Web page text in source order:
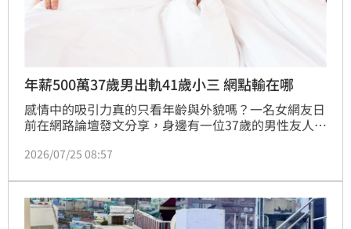
年薪500萬37歲男出軌41歲小三 網點輸在哪
感情中的吸引力真的只看年齡與外貌嗎？一名女網友日
前在網路論壇發文分享，身邊有一位37歲的男性友人，
最近卻被發現婚內出軌。令人意外的是，小三竟然是一
材相當普通，讓原PO百思不得其解。貼文一出隨即引
發大批網友熱議，不少人點出感情關鍵，直言「能給足
情緒價值」才是拿捏男人的殺手鐧。
2026/07/25 08:57